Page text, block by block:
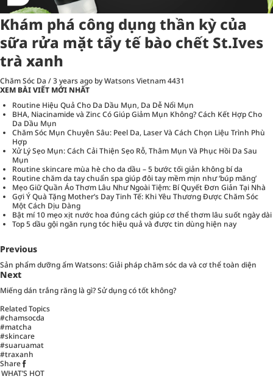
Khám phá công dụng thần kỳ của
sữa rửa mặt tẩy tế bào chết St.Ives
trà xanh
Chăm Sóc Da /3 years ago by Watsons Vietnam4431
XEM BÀI VIẾT MỚI NHẤT
Routine Hiệu Quả Cho Da Dầu Mụn, Da Dễ Nổi Mụn
BHA, Niacinamide và Zinc Có Giúp Giảm Mụn Không? Cách Kết Hợp Cho
Da Dầu Mụn
Chăm Sóc Mụn Chuyên Sâu: Peel Da, Laser Và Cách Chọn Liệu Trình Phù
Hợp
Xử Lý Sẹo Mụn: Cách Cải Thiện Sẹo Rỗ, Thâm Mụn Và Phục Hồi Da Sau
Mụn
Routine skincare mùa hè cho da dầu – 5 bước tối giản không bí da
Routine chăm da tay chuẩn spa giúp đôi tay mềm mịn như ‘búp măng’
Mẹo Giữ Quần Áo Thơm Lâu Như Ngoài Tiệm: Bí Quyết Đơn Giản Tại Nhà
Gợi Ý Quà Tặng Mother’s Day Tinh Tế: Khi Yêu Thương Được Chăm Sóc
Một Cách Dịu Dàng
Bật mí 10 mẹo xịt nước hoa đúng cách giúp cơ thể thơm lâu suốt ngày dài
Top 5 dầu gội ngăn rụng tóc hiệu quả và được tin dùng hiện nay
Previous
Sản phẩm dưỡng ẩm Watsons: Giải pháp chăm sóc da và cơ thể toàn diện
Next
Miếng dán trắng răng là gì? Sử dụng có tốt không?
Related Topics
#chamsocda
#matcha
#skincare
#suaruamat
#traxanh
Share
WHAT’S HOT